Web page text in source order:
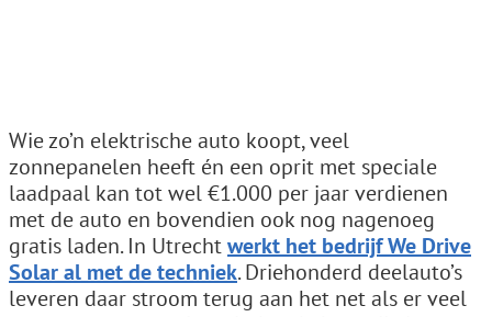
Wie zo’n elektrische auto koopt, veel
zonnepanelen heeft én een oprit met speciale
laadpaal kan tot wel €1.000 per jaar verdienen
met de auto en bovendien ook nog nagenoeg
gratis laden. In Utrechtwerkt het bedrijf We Drive
Solar al met de techniek. Driehonderd deelauto’s
leveren daar stroom terug aan het net als er veel